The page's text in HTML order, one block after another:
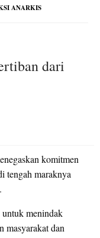
ANARKIS
dari
komitmen
tengah maraknya
menindak
masyarakat dan